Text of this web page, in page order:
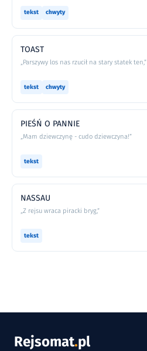
tekst chwyty
TOAST
„Parszywy los nas rzucił na stary statek ten,”
tekst chwyty
PIEŚŃ O PANNIE
„Mam dziewczynę - cudo dziewczyna!”
tekst
NASSAU
„Z rejsu wraca piracki bryg,”
tekst
Rejsomat.pl